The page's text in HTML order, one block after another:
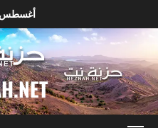
إلى
أغسطس 6, 2026